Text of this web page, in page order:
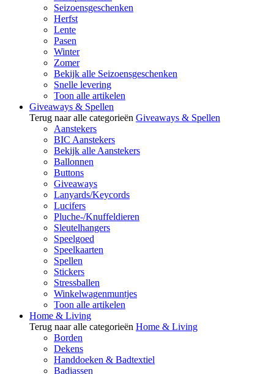
Seizoensgeschenken
Herfst
Lente
Pasen
Winter
Zomer
Bekijk alle Seizoensgeschenken
Snelle levering
Toon alle artikelen
Giveaways & Spellen
Terug naar alle categorieën Giveaways & Spellen
Aanstekers
BIC Aanstekers
Bekijk alle Aanstekers
Ballonnen
Buttons
Giveaways
Lanyards/Keycords
Lucifers
Pluche-/Knuffeldieren
Sleutelhangers
Speelgoed
Speelkaarten
Spellen
Stickers
Stressballen
Winkelwagenmuntjes
Toon alle artikelen
Home & Living
Terug naar alle categorieën Home & Living
Borden
Dekens
Handdoeken & Badtextiel
Badjassen